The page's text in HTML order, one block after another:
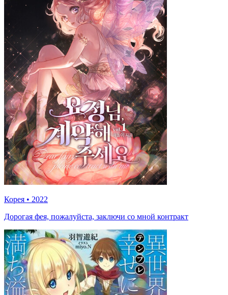
Корея • 2022
Дорогая фея, пожалуйста, заключи со мной контракт